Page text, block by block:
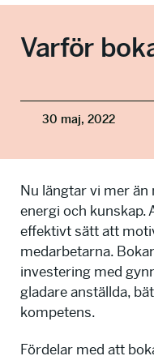
Varför
30 maj, 2022
Nu längtar vi mer
energi och kunskap.
effektivt sätt att
medarbetarna.
investering med
gladare anställda,
kompetens.
Fördelar med att